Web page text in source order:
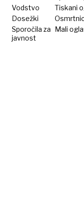
Vodstvo
Dosežki
Sporočila za
javnost
Tiskani
Mali